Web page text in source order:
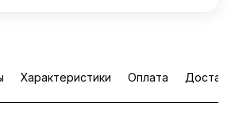
Характеристики Оплата